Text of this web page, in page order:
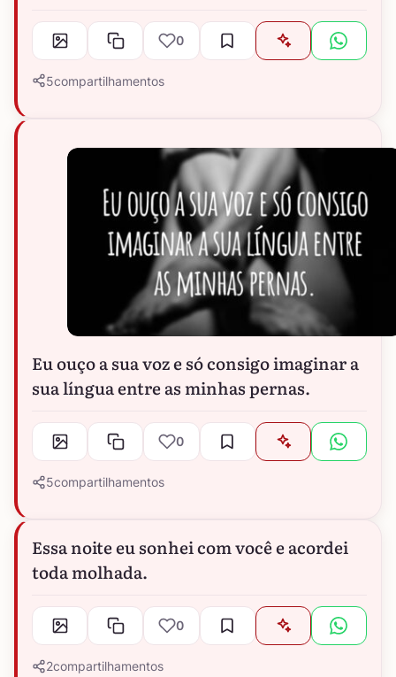
0
5compartilhamentos
Eu ouço a sua voz e só consigo imaginar a
sua língua entre as minhas pernas.
0
5compartilhamentos
Essa noite eu sonhei com você e acordei
toda molhada.
0
2compartilhamentos